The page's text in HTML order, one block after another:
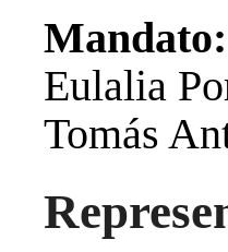
Mandato:
Eulalia
Tomás